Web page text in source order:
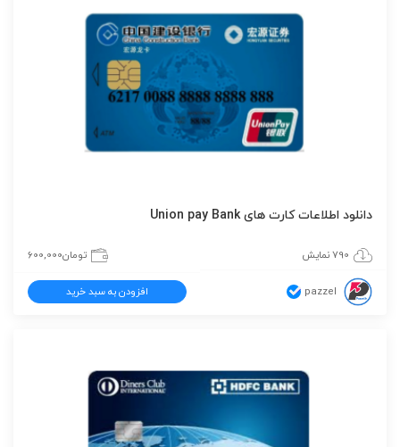
دانلود اطلاعات کارت های Union pay Bank
790 نمایش تومان600,000
pazzel افزودن به سبد خرید